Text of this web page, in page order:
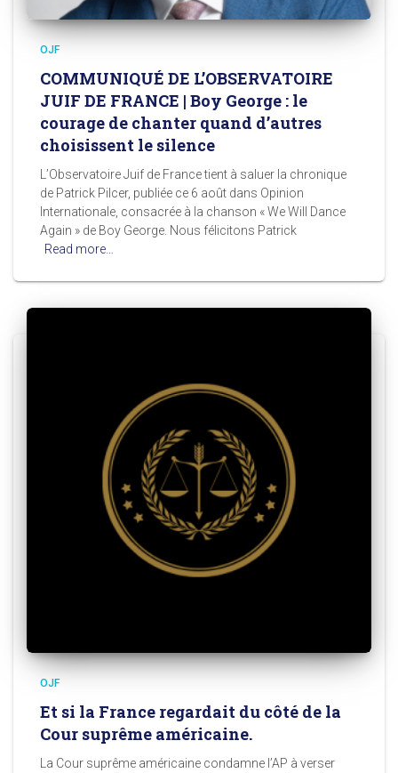
OJF
COMMUNIQUÉ DE L’OBSERVATOIRE
JUIF DE FRANCE | Boy George : le
courage de chanter quand d’autres
choisissent le silence
L’Observatoire Juif de France tient à saluer la chronique
de Patrick Pilcer, publiée ce 6 août dans Opinion
Internationale, consacrée à la chanson « We Will Dance
Again » de Boy George. Nous félicitons Patrick
Read more…
OJF
Et si la France regardait du côté de la
Cour suprême américaine.
La Cour suprême américaine condamne l’AP à verser